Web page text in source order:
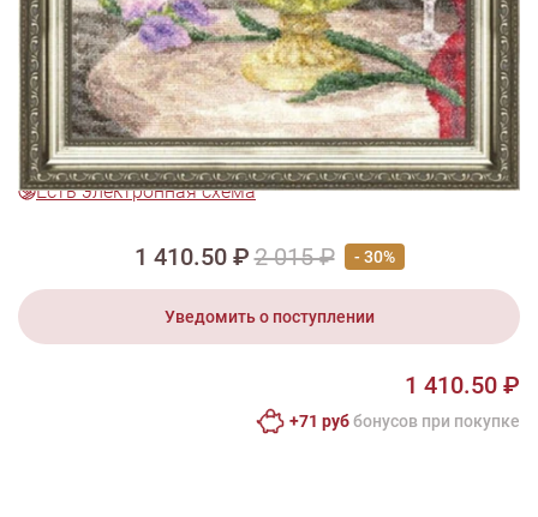
отличаться от оригинала продукции, взависимости от разрешения и
настроек вашего монитора, а также условий освещения при съемке
Вышивка ЛЦ-026 Петербургская
соната
Есть электронная схема
1 410.50 ₽2 015 ₽ - 30%
Уведомить о поступлении
1 410.50 ₽
+71 руббонусов при покупке